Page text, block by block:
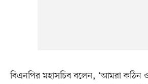
বিএনপির মহাসচিব বলেন, ‘আমরা কঠিন